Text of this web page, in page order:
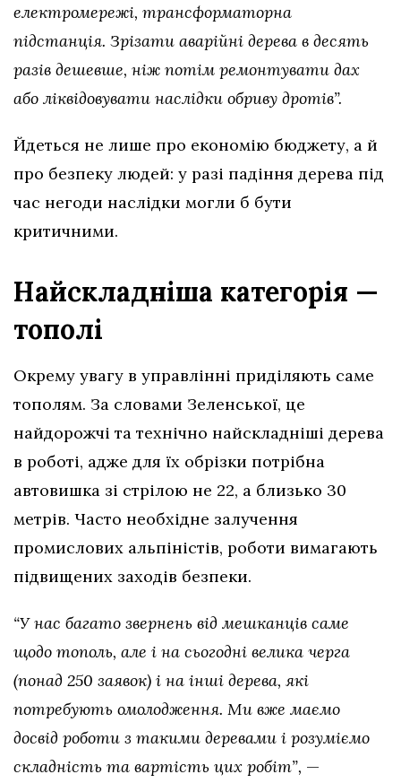
електромережі, трансформаторна
підстанція. Зрізати аварійні дерева в десять
разів дешевше, ніж потім ремонтувати дах
або ліквідовувати наслідки обриву дротів”.
Йдеться не лише про економію бюджету, а й
про безпеку людей: у разі падіння дерева під
час негоди наслідки могли б бути
критичними.
Найскладніша категорія —
тополі
Окрему увагу в управлінні приділяють саме
тополям. За словами Зеленської, це
найдорожчі та технічно найскладніші дерева
в роботі, адже для їх обрізки потрібна
автовишка зі стрілою не 22, а близько 30
метрів. Часто необхідне залучення
промислових альпіністів, роботи вимагають
підвищених заходів безпеки.
“У нас багато звернень від мешканців саме
щодо тополь, але і на сьогодні велика черга
(понад 250 заявок) і на інші дерева, які
потребують омолодження. Ми вже маємо
досвід роботи з такими деревами і розуміємо
складність та вартість цих робіт”, —